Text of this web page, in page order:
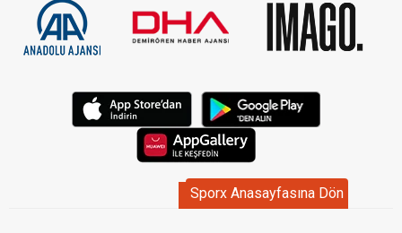
Sporx Anasayfasına Dön
Sporx Anasayfasına Dön